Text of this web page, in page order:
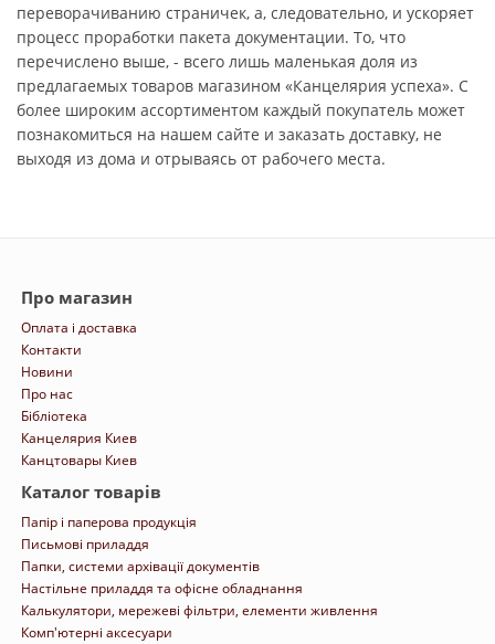
переворачиванию страничек, а, следовательно, и ускоряет
процесс проработки пакета документации. То, что
перечислено выше, - всего лишь маленькая доля из
предлагаемых товаров магазином «Канцелярия успеха». С
более широким ассортиментом каждый покупатель может
познакомиться на нашем сайте и заказать доставку, не
выходя из дома и отрываясь от рабочего места.
Про магазин
Оплата і доставка
Контакти
Новини
Про нас
Бібліотека
Канцелярия Киев
Канцтовары Киев
Каталог товарів
Папір і паперова продукція
Письмові приладдя
Папки, системи архівації документів
Настільне приладдя та офісне обладнання
Калькулятори, мережеві фільтри, елементи живлення
Комп'ютерні аксесуари